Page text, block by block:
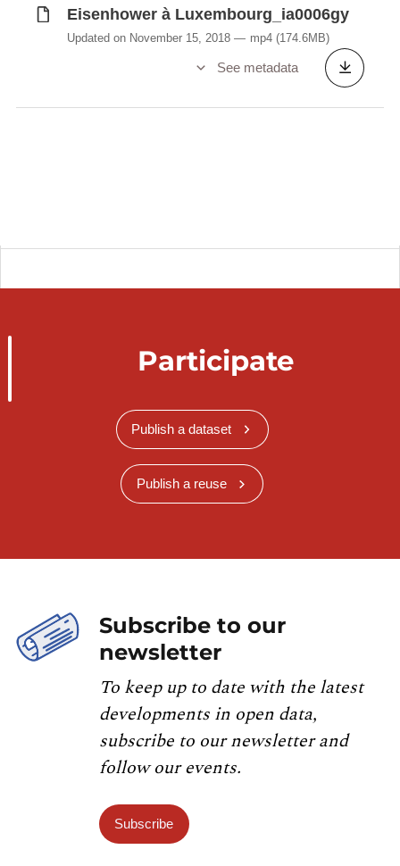
Eisenhower à Luxembourg_ia0006gy
Updated on November 15, 2018 mp4 (174.6MB)
See metadata
Participate
Publish a dataset
Publish a reuse
Subscribe to our
newsletter
To keep up to date with the latest
developments in open data,
subscribe to our newsletter and
follow our events.
Subscribe